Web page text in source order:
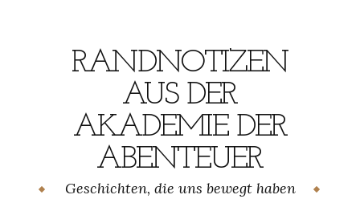
RANDNOTIZEN
AUS DER
AKADEMIE DER
ABENTEUER
Geschichten, die uns bewegt haben